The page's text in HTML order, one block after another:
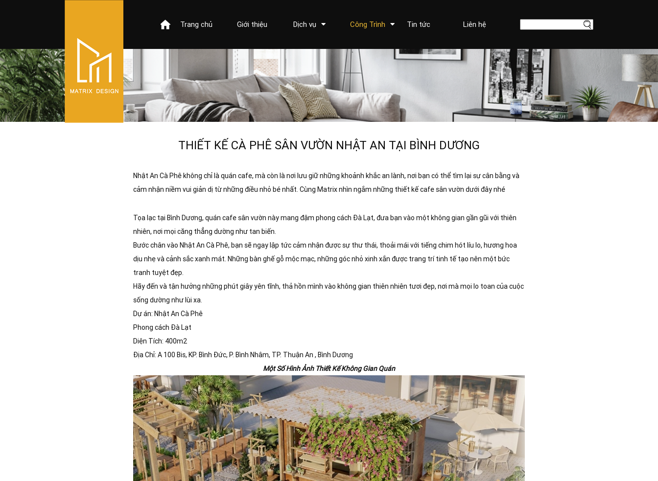
Trang chủ Giới thiệu Dịch vụ Công Trình Tin tức Liên hệ
THIẾT KẾ CÀ PHÊ SÂN VƯỜN NHẬT AN TẠI BÌNH DƯƠNG
Nhật An Cà Phê không chỉ là quán cafe, mà còn là nơi lưu giữ những khoảnh khắc an lành, nơi bạn có thể tìm lại sự cân bằng và
cảm nhận niềm vui giản dị từ những điều nhỏ bé nhất. Cùng Matrix nhìn ngắm những thiết kế cafe sân vườn dưới đây nhé
Tọa lạc tại Bình Dương, quán cafe sân vườn này mang đậm phong cách Đà Lạt, đưa bạn vào một không gian gần gũi với thiên
nhiên, nơi mọi căng thẳng dường như tan biến.
Bước chân vào Nhật An Cà Phê, bạn sẽ ngay lập tức cảm nhận được sự thư thái, thoải mái với tiếng chim hót líu lo, hương hoa
dịu nhẹ và cảnh sắc xanh mát. Những bàn ghế gỗ mộc mạc, những góc nhỏ xinh xắn được trang trí tinh tế tạo nên một bức
tranh tuyệt đẹp.
Hãy đến và tận hưởng những phút giây yên tĩnh, thả hồn mình vào không gian thiên nhiên tươi đẹp, nơi mà mọi lo toan của cuộc
sống dường như lùi xa.
Dự án: Nhật An Cà Phê
Phong cách Đà Lạt
Diện Tích: 400m2
Địa Chỉ: A 100 Bis, KP. Bình Đức, P. Bình Nhâm, TP. Thuận An , Bình Dương
Một Số Hình Ảnh Thiết Kế Không Gian Quán